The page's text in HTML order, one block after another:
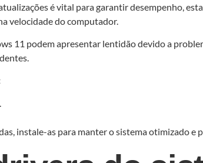
é vital para garantir desempenho,
velocidade do computador.
11 podem apresentar lentidão devido a
instale-as para manter o sistema otimizado e